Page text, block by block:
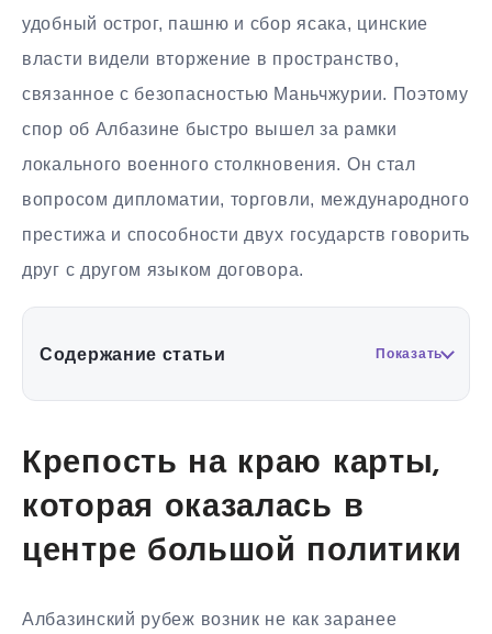
удобный острог, пашню и сбор ясака, цинские
власти видели вторжение в пространство,
связанное с безопасностью Маньчжурии. Поэтому
спор об Албазине быстро вышел за рамки
локального военного столкновения. Он стал
вопросом дипломатии, торговли, международного
престижа и способности двух государств говорить
друг с другом языком договора.
Содержание статьи Показать
Крепость на краю карты,
которая оказалась в
центре большой политики
Албазинский рубеж возник не как заранее